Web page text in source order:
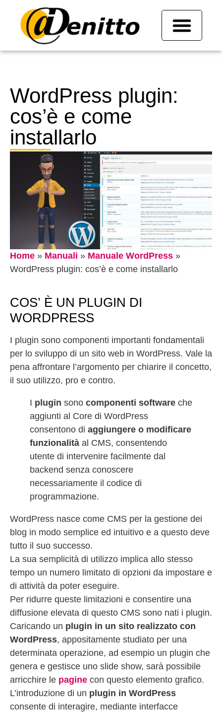
WordPress plugin:
cos’è e come
installarlo
Home » Manuali » Manuale WordPress »
WordPress plugin: cos’è e come installarlo
COS’ È UN PLUGIN DI
WORDPRESS
I plugin sono componenti importanti fondamentali
per lo sviluppo di un sito web in WordPress. Vale la
pena affrontare l’argomento per chiarire il concetto,
il suo utilizzo, pro e contro.
I plugin sono componenti software che
aggiunti al Core di WordPress
consentono di aggiungere o modificare
funzionalità al CMS, consentendo
utente di intervenire facilmente dal
backend senza conoscere
necessariamente il codice di
programmazione.
WordPress nasce come CMS per la gestione dei
blog in modo semplice ed intuitivo e a questo deve
tutto il suo successo.
La sua semplicità di utilizzo implica allo stesso
tempo un numero limitato di opzioni da impostare e
di attività da poter eseguire.
Per ridurre queste limitazioni e consentire una
diffusione elevata di questo CMS sono nati i plugin.
Caricando un plugin in un sito realizzato con
WordPress, appositamente studiato per una
determinata operazione, ad esempio un plugin che
genera e gestisce uno slide show, sarà possibile
arricchire le pagine con questo elemento grafico.
L’introduzione di un plugin in WordPress
consente di interagire, mediante interfacce